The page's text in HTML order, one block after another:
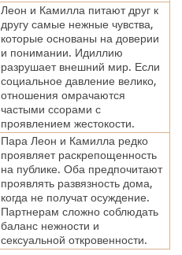
Леон и Камилла питают друг к
другу самые нежные чувства,
которые основаны на доверии
и понимании. Идиллию
разрушает внешний мир. Если
социальное давление велико,
отношения омрачаются
частыми ссорами с
проявлением жестокости.
Пара Леон и Камилла редко
проявляет раскрепощенность
на публике. Оба предпочитают
проявлять развязность дома,
когда не получат осуждение.
Партнерам сложно соблюдать
баланс нежности и
сексуальной откровенности.